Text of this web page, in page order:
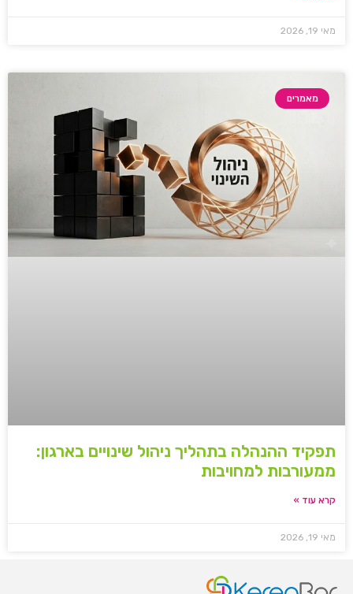
מאי 19, 2026
מאמרים
תפקיד ההנהלה בתהליך ניהול שינויים בארגון:
ממעורבות למחויבות
קרא עוד »
מאי 19, 2026